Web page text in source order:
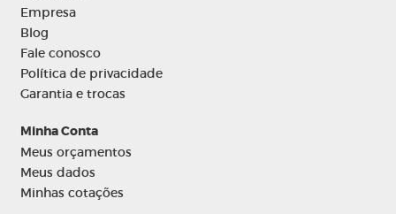
Empresa
Blog
Fale conosco
Política de privacidade
Garantia e trocas
Minha Conta
Meus orçamentos
Meus dados
Minhas cotações